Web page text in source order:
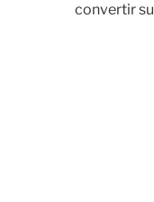
convertir